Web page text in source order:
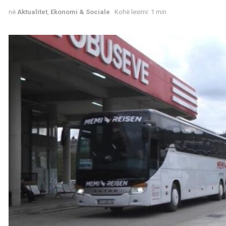
në Aktualitet Ekonomi & Sociale Kohë leximi: 1 min